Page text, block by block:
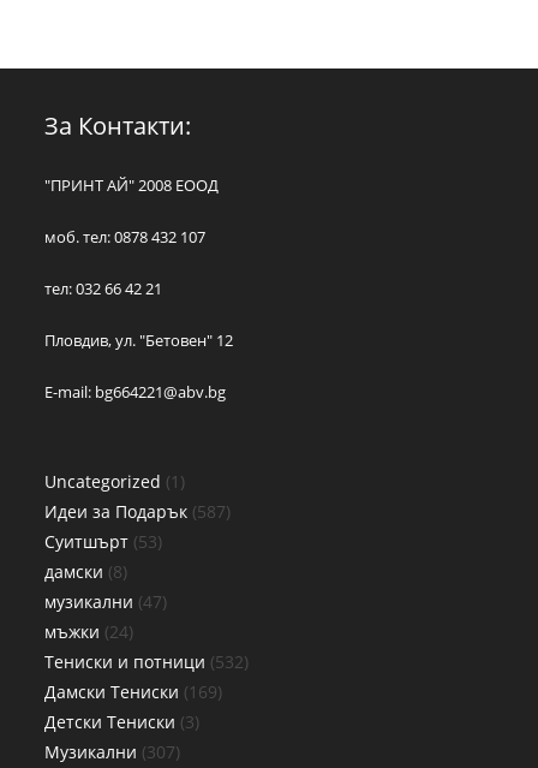
За Контакти:
"ПРИНТ АЙ" 2008 ЕООД
моб. тел: 0878 432 107
тел: 032 66 42 21
Пловдив, ул. "Бетовен" 12
E-mail: bg664221@abv.bg
Uncategorized 1
Идеи за Подарък 587
Суитшърт 53
дамски 8
музикални 47
мъжки 24
Тениски и потници 532
Дамски Тениски 169
Детски Тениски 3
Музикални 307